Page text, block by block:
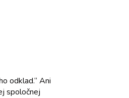
odklad.“ Ani
spoločnej